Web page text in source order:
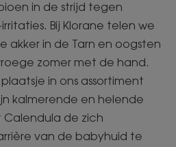
in de strijd tegen
Bij Klorane telen we
akker in de Tarn en oogsten
zomer met de hand.
in ons assortiment
kalmerende en helende
de zich
van de babyhuid te